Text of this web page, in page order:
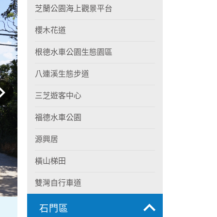
芝蘭公園海上觀景平台
櫻木花道
根德水車公園生態園區
八連溪生態步道
三芝遊客中心
福德水車公園
源興居
橫山梯田
雙灣自行車道
石門區